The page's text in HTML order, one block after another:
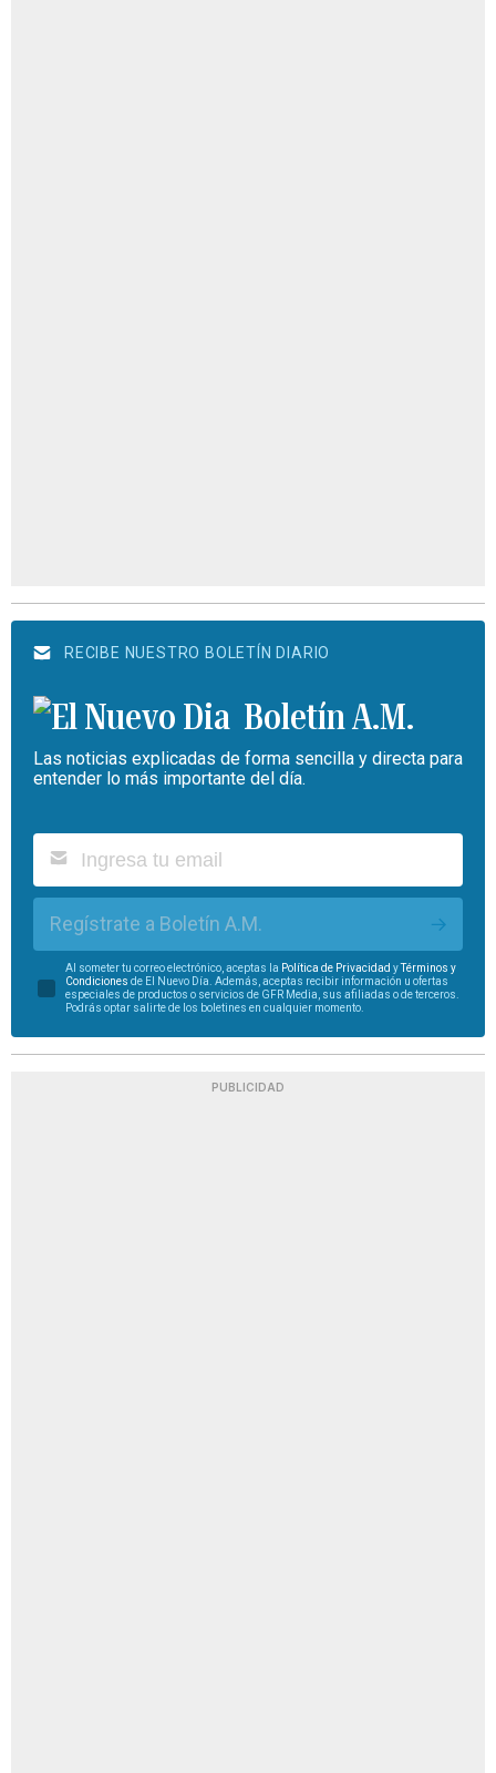
RECIBE NUESTRO BOLETÍN DIARIO
Boletín A.M.
Las noticias explicadas de forma sencilla y directa para
entender lo más importante del día.
Regístrate a Boletín A.M.
Al someter tu correo electrónico, aceptas la Política de Privacidad yTérminos y
Condiciones de El Nuevo Día. Además, aceptas recibir información u ofertas
especiales de productos o servicios de GFR Media, sus afiliadas o de terceros.
Podrás optar salirte de los boletines en cualquier momento.
PUBLICIDAD